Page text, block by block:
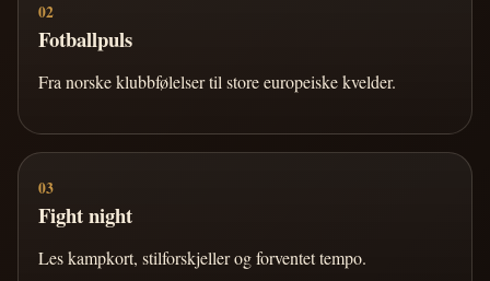
02
Fotballpuls
Fra norske klubbfølelser til store europeiske kvelder.
03
Fight night
Les kampkort, stilforskjeller og forventet tempo.